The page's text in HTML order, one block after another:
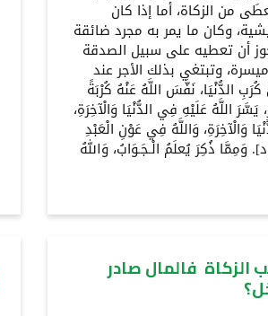
من الزكاة، أما إذا كان
وكان ما يمر به مجرد ضائقة
أن تعطيه على سبيل الصدقة
وتبتغي بذلك الأجر عند
الدُّنْيَا، نَفَّسَ اللَّهُ عَنْهُ كُرْبَةً
اللَّهُ عَلَيْهِ فِي الدُّنْيَا وَالْآخِرَةِ،
وَالْآخِرَةِ، وَاللَّهُ فِي عَوْنِ الْعَبْدِ
ذُكِرَ يُعلَمُ الْـجَـوَابُ، وَاللهُ
فالمال صادر